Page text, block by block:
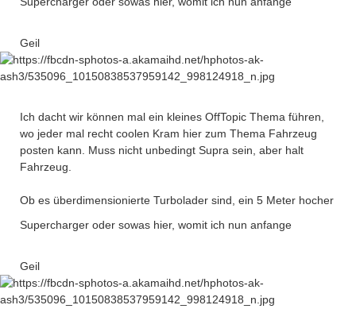
Geil
Ich dacht wir können mal ein kleines OffTopic Thema führen,
wo jeder mal recht coolen Kram hier zum Thema Fahrzeug
posten kann. Muss nicht unbedingt Supra sein, aber halt
Fahrzeug.
Ob es überdimensionierte Turbolader sind, ein 5 Meter hocher
Supercharger oder sowas hier, womit ich nun anfange
Geil